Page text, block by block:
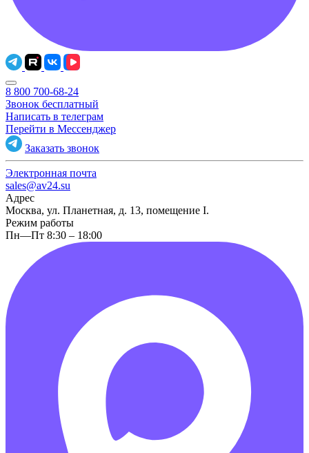
8 800 700-68-24
Звонок бесплатный
Написать в телеграм
Перейти в Мессенджер
Заказать звонок
Электронная почта
sales@av24.su
Адрес
Москва, ул. Планетная, д. 13, помещение I.
Режим работы
Пн—Пт 8:30 – 18:00